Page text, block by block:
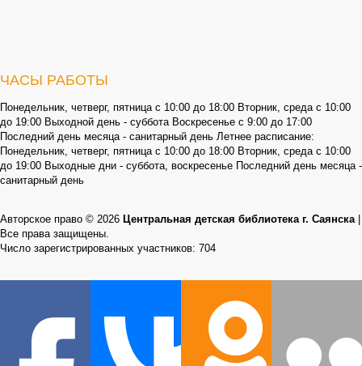
ЧАСЫ РАБОТЫ
Понедельник, четверг, пятница с 10:00 до 18:00 Вторник, среда с 10:00
до 19:00 Выходной день - суббота Воскресенье с 9:00 до 17:00
Последний день месяца - санитарный день Летнее расписание:
Понедельник, четверг, пятница с 10:00 до 18:00 Вторник, среда с 10:00
до 19:00 Выходные дни - суббота, воскресенье Последний день месяца -
санитарный день
Авторское право © 2026 Центральная детская библиотека г. Саянска
Все права защищены.
Число зарегистрированных участников: 704